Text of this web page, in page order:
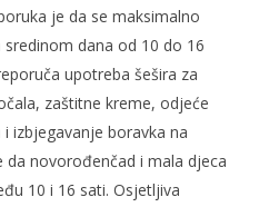
je da se maksimalno
dana od 10 do 16
upotreba šešira za
zaštitne kreme, odjeće
izbjegavanje boravka na
da novorođenčad i mala djeca
10 i 16 sati. Osjetljiva